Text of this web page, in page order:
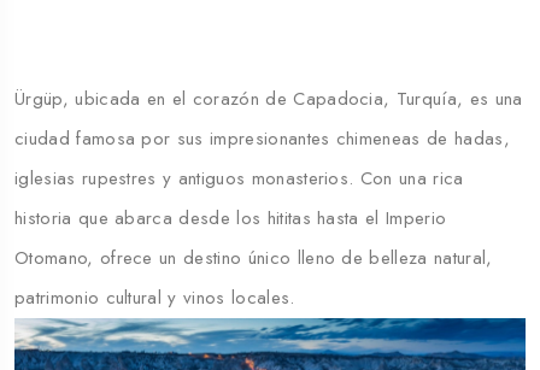
Ürgüp, ubicada en el corazón de Capadocia, Turquía, es una
ciudad famosa por sus impresionantes chimeneas de hadas,
iglesias rupestres y antiguos monasterios. Con una rica
historia que abarca desde los hititas hasta el Imperio
Otomano, ofrece un destino único lleno de belleza natural,
patrimonio cultural y vinos locales.